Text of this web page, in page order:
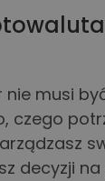
nie musi
czego
decyzji